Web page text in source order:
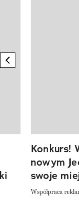
previous element
Konkurs!
nowym
swoje
Współpraca